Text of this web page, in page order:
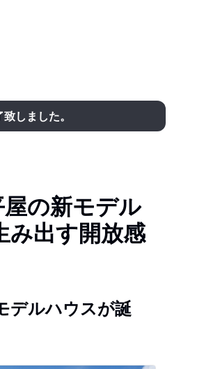
しました。
屋の新モデル
み出す開放感
デルハウスが誕